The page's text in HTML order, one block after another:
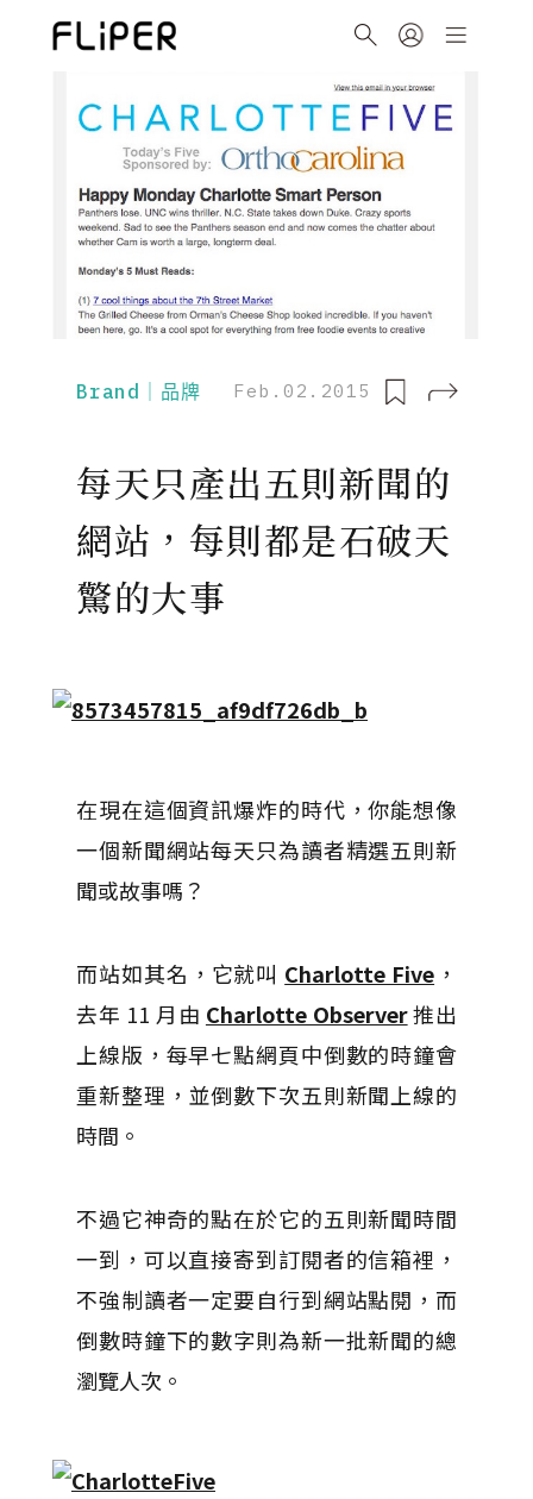
Brand｜品牌 Feb.02.2015
每天只產出五則新聞的
網站，每則都是石破天
驚的大事
在現在這個資訊爆炸的時代，你能想像
一個新聞網站每天只為讀者精選五則新
聞或故事嗎？
而站如其名，它就叫 Charlotte Five ，
去年 11 月由 Charlotte Observer推出
上線版，每早七點網頁中倒數的時鐘會
重新整理，並倒數下次五則新聞上線的
時間。
不過它神奇的點在於它的五則新聞時間
一到，可以直接寄到訂閱者的信箱裡，
不強制讀者一定要自行到網站點閱，而
倒數時鐘下的數字則為新一批新聞的總
瀏覽人次。